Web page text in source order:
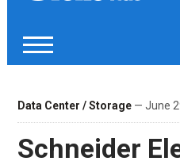
Data Center / Storage— June
Schneider